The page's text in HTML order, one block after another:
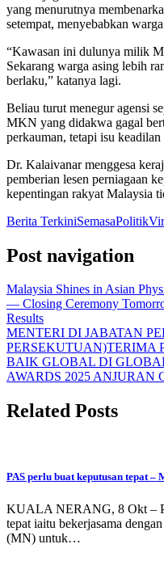
yang menurutnya
setempat, menyebabkan
“Kawasan ini dulunya milik
Sekarang warga asing lebih
berlaku,” katanya lagi.
Beliau turut menegur agensi
MKN yang didakwa gagal
perkauman, tetapi isu
Dr. Kalaivanar menggesa
pemberian lesen perniagaan
kepentingan rakyat Malaysia
Berita TerkiniSemasaPolitik
Post navigation
Malaysia Shines in Asian
— Closing Ceremony
Results
MENTERI DI JABATAN
PERSEKUTUAN)TERIMA
BAIK GLOBAL DI
AWARDS 2025 ANJURAN
Related Posts
PAS perlu buat keputusan tepat
KUALA NERANG, 8 Okt –
tepat iaitu bekerjasama
(MN) untuk…